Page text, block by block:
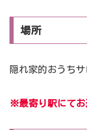
場所
隠れ家的おうち
※最寄り駅にてお